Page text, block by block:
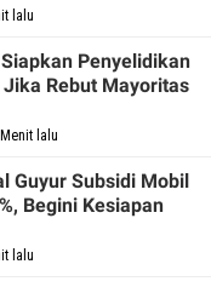
lalu
Penyelidikan
Rebut Mayoritas
lalu
Guyur Subsidi Mobil
Begini Kesiapan
lalu